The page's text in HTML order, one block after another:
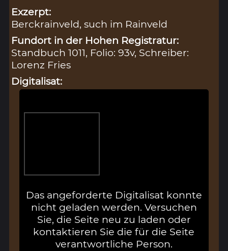
Exzerpt:
Berckrainveld, such im Rainveld
Fundort in der Hohen Registratur:
Standbuch 1011, Folio: 93v, Schreiber:
Lorenz Fries
Digitalisat:
Das angeforderte Digitalisat konnte
nicht geladen werden. Versuchen
Sie, die Seite neu zu laden oder
kontaktieren Sie die für die Seite
verantwortliche Person.